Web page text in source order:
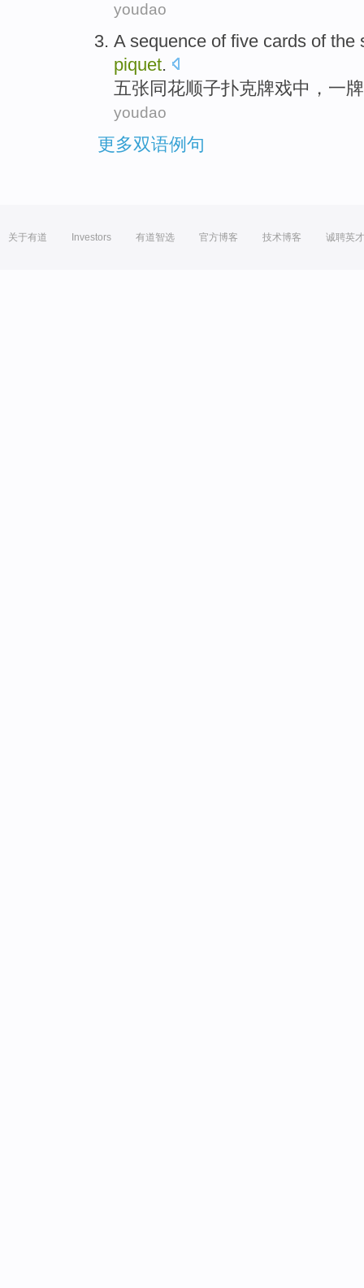
youdao
A sequence of five cards of the
piquet.
五张同花顺子扑克牌戏中 ， 一
youdao
更多双语例句
关于有道 Investors 有道智选 官方博客 技术博客 诚聘英才